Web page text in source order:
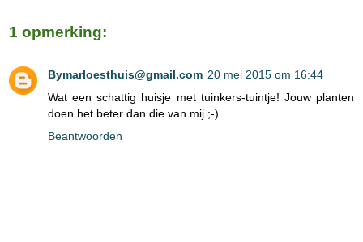
1 opmerking:
Bymarloesthuis@gmail.com 20 mei 2015 om 16:44
Wat een schattig huisje met tuinkers-tuintje! Jouw planten
doen het beter dan die van mij ;-)
Beantwoorden